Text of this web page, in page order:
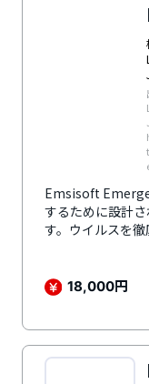
Emsisoft
するために設計
す。ウイルスを
を保護。ソフト
18,000円